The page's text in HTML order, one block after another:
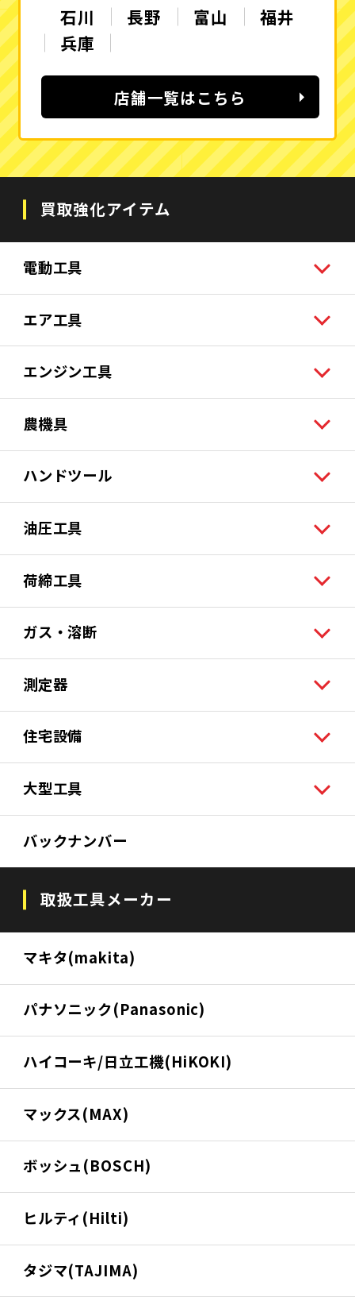
石川
長野 富山
福井
兵庫
店舗一覧はこちら
買取強化アイテム
電動工具
エア工具
エンジン工具
農機具
ハンドツール
油圧工具
荷締工具
ガス・溶断
測定器
住宅設備
大型工具
バックナンバー
取扱工具メーカー
マキタ(makita)
パナソニック(Panasonic)
ハイコーキ/日立工機(HiKOKI)
マックス(MAX)
ボッシュ(BOSCH)
ヒルティ(Hilti)
タジマ(TAJIMA)